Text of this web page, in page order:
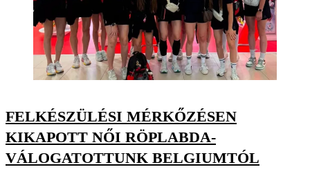
FELKÉSZÜLÉSI MÉRKŐZÉSEN
KIKAPOTT NŐI RÖPLABDA-
VÁLOGATOTTUNK BELGIUMTÓL